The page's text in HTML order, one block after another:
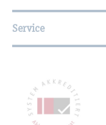
Service